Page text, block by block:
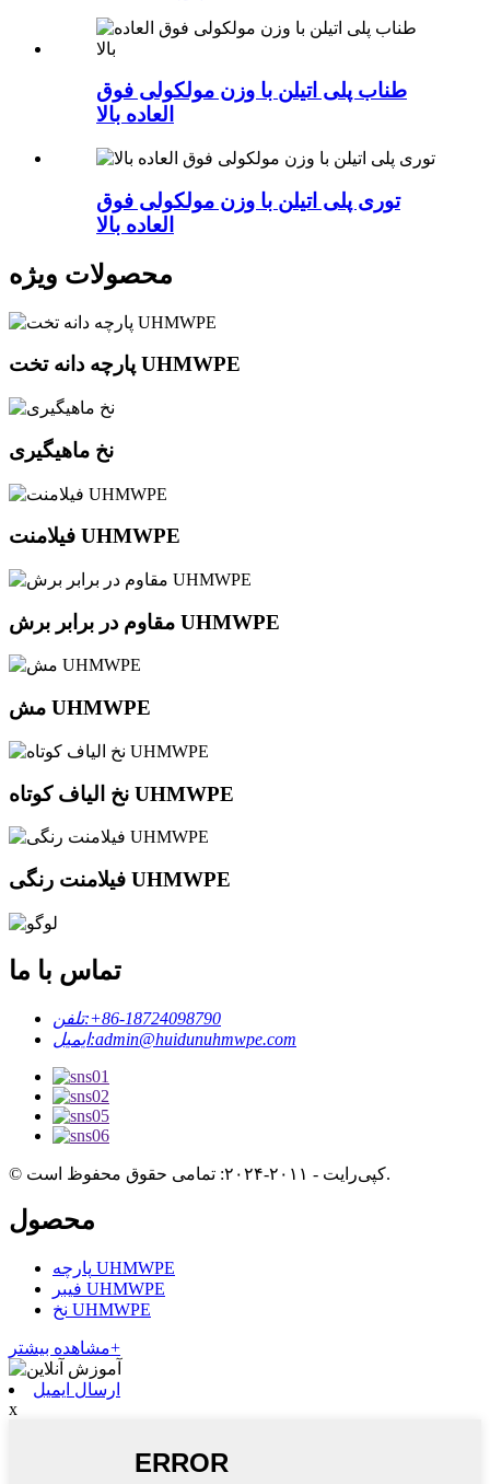
طناب پلی اتیلن با وزن مولکولی فوق
العاده بالا
توری پلی اتیلن با وزن مولکولی فوق
العاده بالا
محصولات ویژه
پارچه دانه تخت UHMWPE
نخ ماهیگیری
فیلامنت UHMWPE
مقاوم در برابر برش UHMWPE
مش UHMWPE
نخ الیاف کوتاه UHMWPE
فیلامنت رنگی UHMWPE
تماس با ما
تلفن:‎+86-18724098790‎
ایمیل:admin@huidunuhmwpe.com
© کپی‌رایت - ۲۰۱۱-۲۰۲۴: تمامی حقوق محفوظ است.
محصول
پارچه UHMWPE
فیبر UHMWPE
نخ UHMWPE
مشاهده بیشتر+
ارسال ایمیل
x